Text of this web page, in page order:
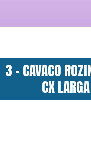
3 - CAVACO
CX